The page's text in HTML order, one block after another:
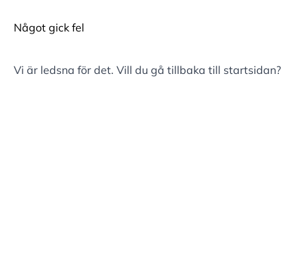
Något gick fel
Vi är ledsna för det. Vill du gå tillbaka till startsidan?